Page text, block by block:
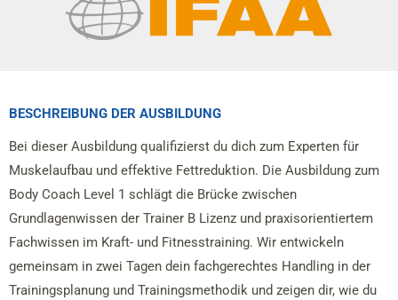
BESCHREIBUNG DER AUSBILDUNG
Bei dieser Ausbildung qualifizierst du dich zum Experten für
Muskelaufbau und effektive Fettreduktion. Die Ausbildung zum
Body Coach Level 1 schlägt die Brücke zwischen
Grundlagenwissen der Trainer B Lizenz und praxisorientiertem
Fachwissen im Kraft- und Fitnesstraining. Wir entwickeln
gemeinsam in zwei Tagen dein fachgerechtes Handling in der
Trainingsplanung und Trainingsmethodik und zeigen dir, wie du